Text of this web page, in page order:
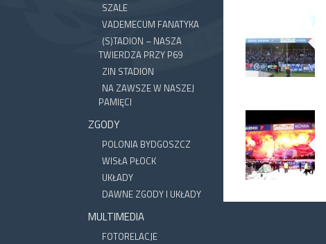
SZALE
VADEMECUM FANATYKA
(S)TADION – NASZA
TWIERDZA PRZY P69
ZIN STADION
NA ZAWSZE W NASZEJ
PAMIĘCI
ZGODY
POLONIA BYDGOSZCZ
WISŁA PŁOCK
UKŁADY
DAWNE ZGODY I UKŁADY
MULTIMEDIA
FOTORELACJE